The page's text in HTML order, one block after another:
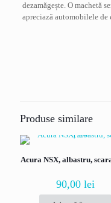
dezamăgește. O machetă
apreciază automobilele de
1/24”
marcate cu*
Evaluarea ta*
Produse similare
Acura NSX, albastru,
90,00 lei